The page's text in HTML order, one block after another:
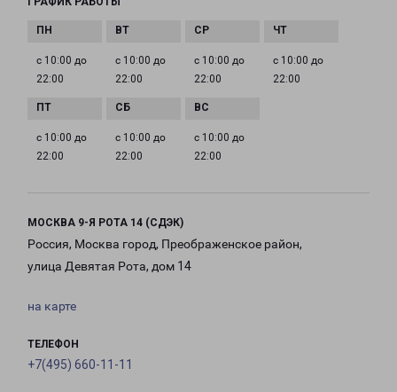
с 10:00 до
22:00
с 10:00 до
22:00
с 10:00 до
22:00
с 10:00 до
22:00
с 10:00 до
22:00
с 10:00 до
22:00
с 10:00 до
22:00
МОСКВА 9-Я РОТА 14 (СДЭК)
Россия, Москва город, Преображенское район,
улица Девятая Рота, дом 14
на карте
ТЕЛЕФОН
+7(495) 660-11-11